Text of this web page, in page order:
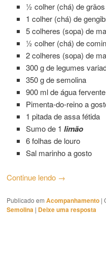
½ colher (chá) de
1 colher (chá) de
5 colheres (sopa) de
½ colher (chá) de
2 colheres (sopa) de
300 g de legumes
350 g de semolina
900 ml de água fervente
Pimenta-do-reino a
1 pitada de assa fétida
Sumo de 1 limão
6 folhas de louro
Sal marinho a gosto
Continue lendo →
Publicado em Acompanhamento |
Semolina | Deixe uma resposta